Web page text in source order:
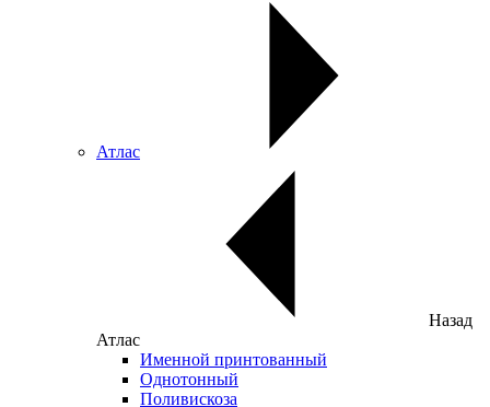
Атлас
Назад
Атлас
Именной принтованный
Однотонный
Поливискоза